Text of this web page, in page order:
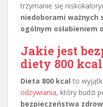
trzymanie się
niedoborami ważnych
ogólnym osłabieniem
Jakie jest
diety 800
Dieta 800 kcal to
odżywiania, który budzi
bezpieczeństwa